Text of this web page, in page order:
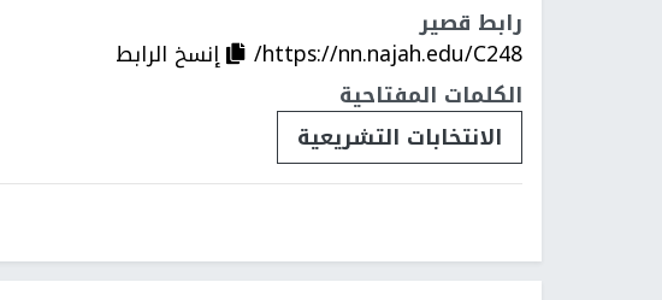
رابط قصير
https://nn.najah.edu/C248/
إنسخ الرابط
الكلمات المفتاحية
الانتخابات التشريعية